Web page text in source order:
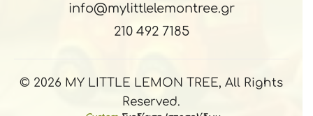
info@mylittlelemontree.gr
210 492 7185
© 2026 MY LITTLE LEMON TREE, All Rights
Reserved.